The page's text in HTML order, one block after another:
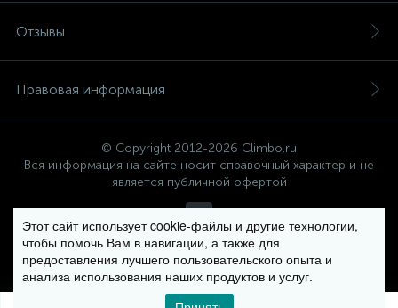
Отзывы
Правовая информация
© Copyright 2012-2026 Climbo.ru
Вся информация на сайте носит справочный характер и не
является публичной офертой
Политика компании в отношении обработки персональных
данных
Этот сайт использует cookie-файлы и другие технологии,
чтобы помочь Вам в навигации, а также для
предоставления лучшего пользовательского опыта и
анализа использования наших продуктов и услуг.